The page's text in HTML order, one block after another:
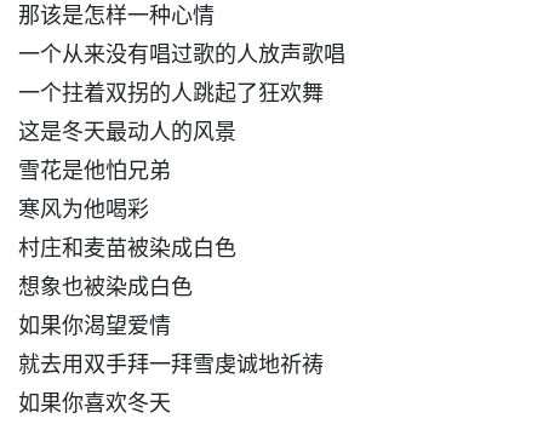
那该是怎样一种心情
一个从来没有唱过歌的人放声歌唱
一个拄着双拐的人跳起了狂欢舞
这是冬天最动人的风景
雪花是他怕兄弟
寒风为他喝彩
村庄和麦苗被染成白色
想象也被染成白色
如果你渴望爱情
就去用双手拜一拜雪虔诚地祈祷
如果你喜欢冬天